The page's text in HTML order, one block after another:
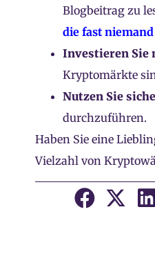
Blogbeitrag zu
die fast
Investieren Sie
Kryptomärkte
Nutzen Sie
durchzuführen.
Haben Sie eine
Vielzahl von